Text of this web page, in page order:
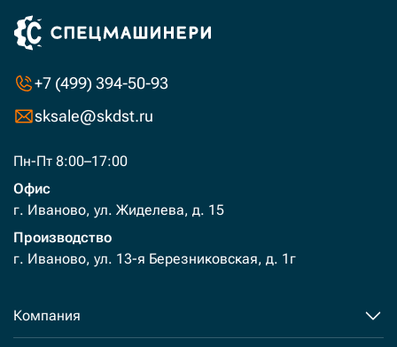
+7 (499) 394-50-93
sksale@skdst.ru
Пн-Пт 8:00–17:00
Офис
г. Иваново, ул. Жиделева, д. 15
Производство
г. Иваново, ул. 13-я Березниковская, д. 1г
Компания